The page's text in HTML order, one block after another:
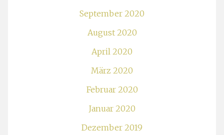
September 2020
August 2020
April 2020
März 2020
Februar 2020
Januar 2020
Dezember 2019